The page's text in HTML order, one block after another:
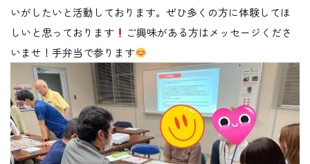
いがしたいと活動しております。ぜひ多くの方に体験してほ
しいと思っております
ご興味がある方はメッセージくださ
いませ！手弁当で参ります